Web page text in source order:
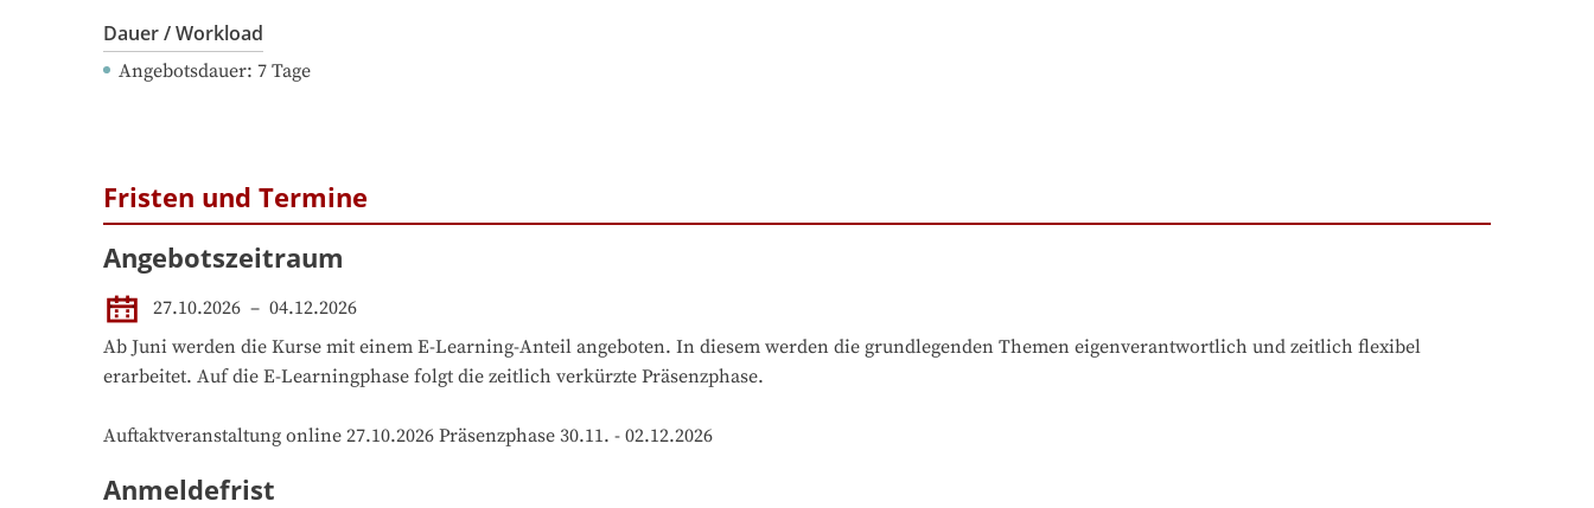
Dauer / Workload
Angebotsdauer: 7 Tage
Fristen und Termine
Angebotszeitraum
27.10.2026 – 04.12.2026
Ab Juni werden die Kurse mit einem E-Learning-Anteil angeboten. In diesem werden die grundlegenden Themen eigenverantwortlich und zeitlich flexibel
erarbeitet. Auf die E-Learningphase folgt die zeitlich verkürzte Präsenzphase.
Auftaktveranstaltung online 27.10.2026 Präsenzphase 30.11. - 02.12.2026
Anmeldefrist